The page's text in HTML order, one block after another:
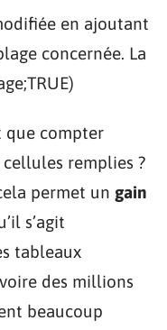
en ajoutant
concernée. La
que compter
remplies ?
permet un gain
s’agit
tableaux
des millions
beaucoup